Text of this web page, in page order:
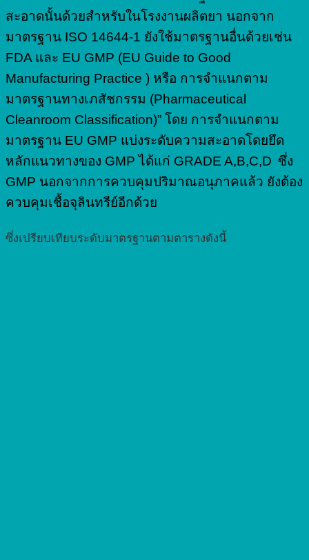
สะอาดนั้นด้วยสำหรับในโรงงานผลิตยา นอกจาก
มาตรฐาน ISO 14644-1 ยังใช้มาตรฐานอื่นด้วยเช่น
FDA และ EU GMP (EU Guide to Good
Manufacturing Practice ) หรือ การจำแนกตาม
มาตรฐานทางเภสัชกรรม (Pharmaceutical
Cleanroom Classification)” โดย การจำแนกตาม
มาตรฐาน EU GMP แบ่งระดับความสะอาดโดยยึด
หลักแนวทางของ GMP ได้แก่ GRADE A,B,C,D ซึ่ง
GMP นอกจากการควบคุมปริมาณอนุภาคแล้ว ยังต้อง
ควบคุมเชื้อจุลินทรีย์อีกด้วย
ซึ่งเปรียบเทียบระดับมาตรฐานตามตารางดังนี้